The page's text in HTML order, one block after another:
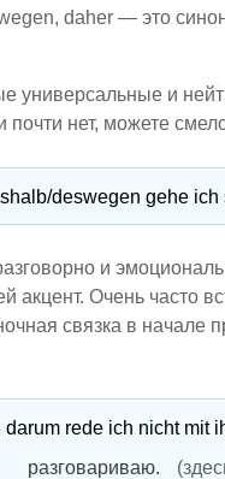
daher — это
универсальные и
нет, можете
deswegen gehe ich
и
акцент. Очень часто
связка в
rede ich nicht mit
разговариваю.